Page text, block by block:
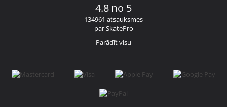
4.8 no 5
134961 atsauksmes
par SkatePro
Parādīt visu